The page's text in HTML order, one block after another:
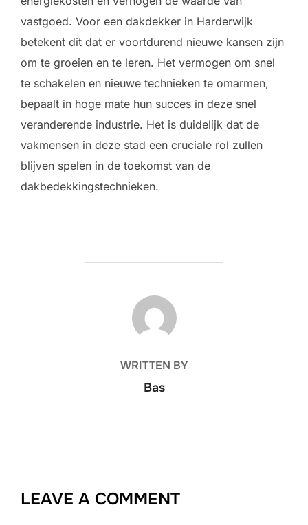
vastgoed. Voor een dakdekker in Harderwijk
betekent dit dat er voortdurend nieuwe kansen zijn
om te groeien en te leren. Het vermogen om snel
te schakelen en nieuwe technieken te omarmen,
bepaalt in hoge mate hun succes in deze snel
veranderende industrie. Het is duidelijk dat de
vakmensen in deze stad een cruciale rol zullen
blijven spelen in de toekomst van de
dakbedekkingstechnieken.
POST AUTHOR
WRITTEN BY
Bas
LEAVE A COMMENT